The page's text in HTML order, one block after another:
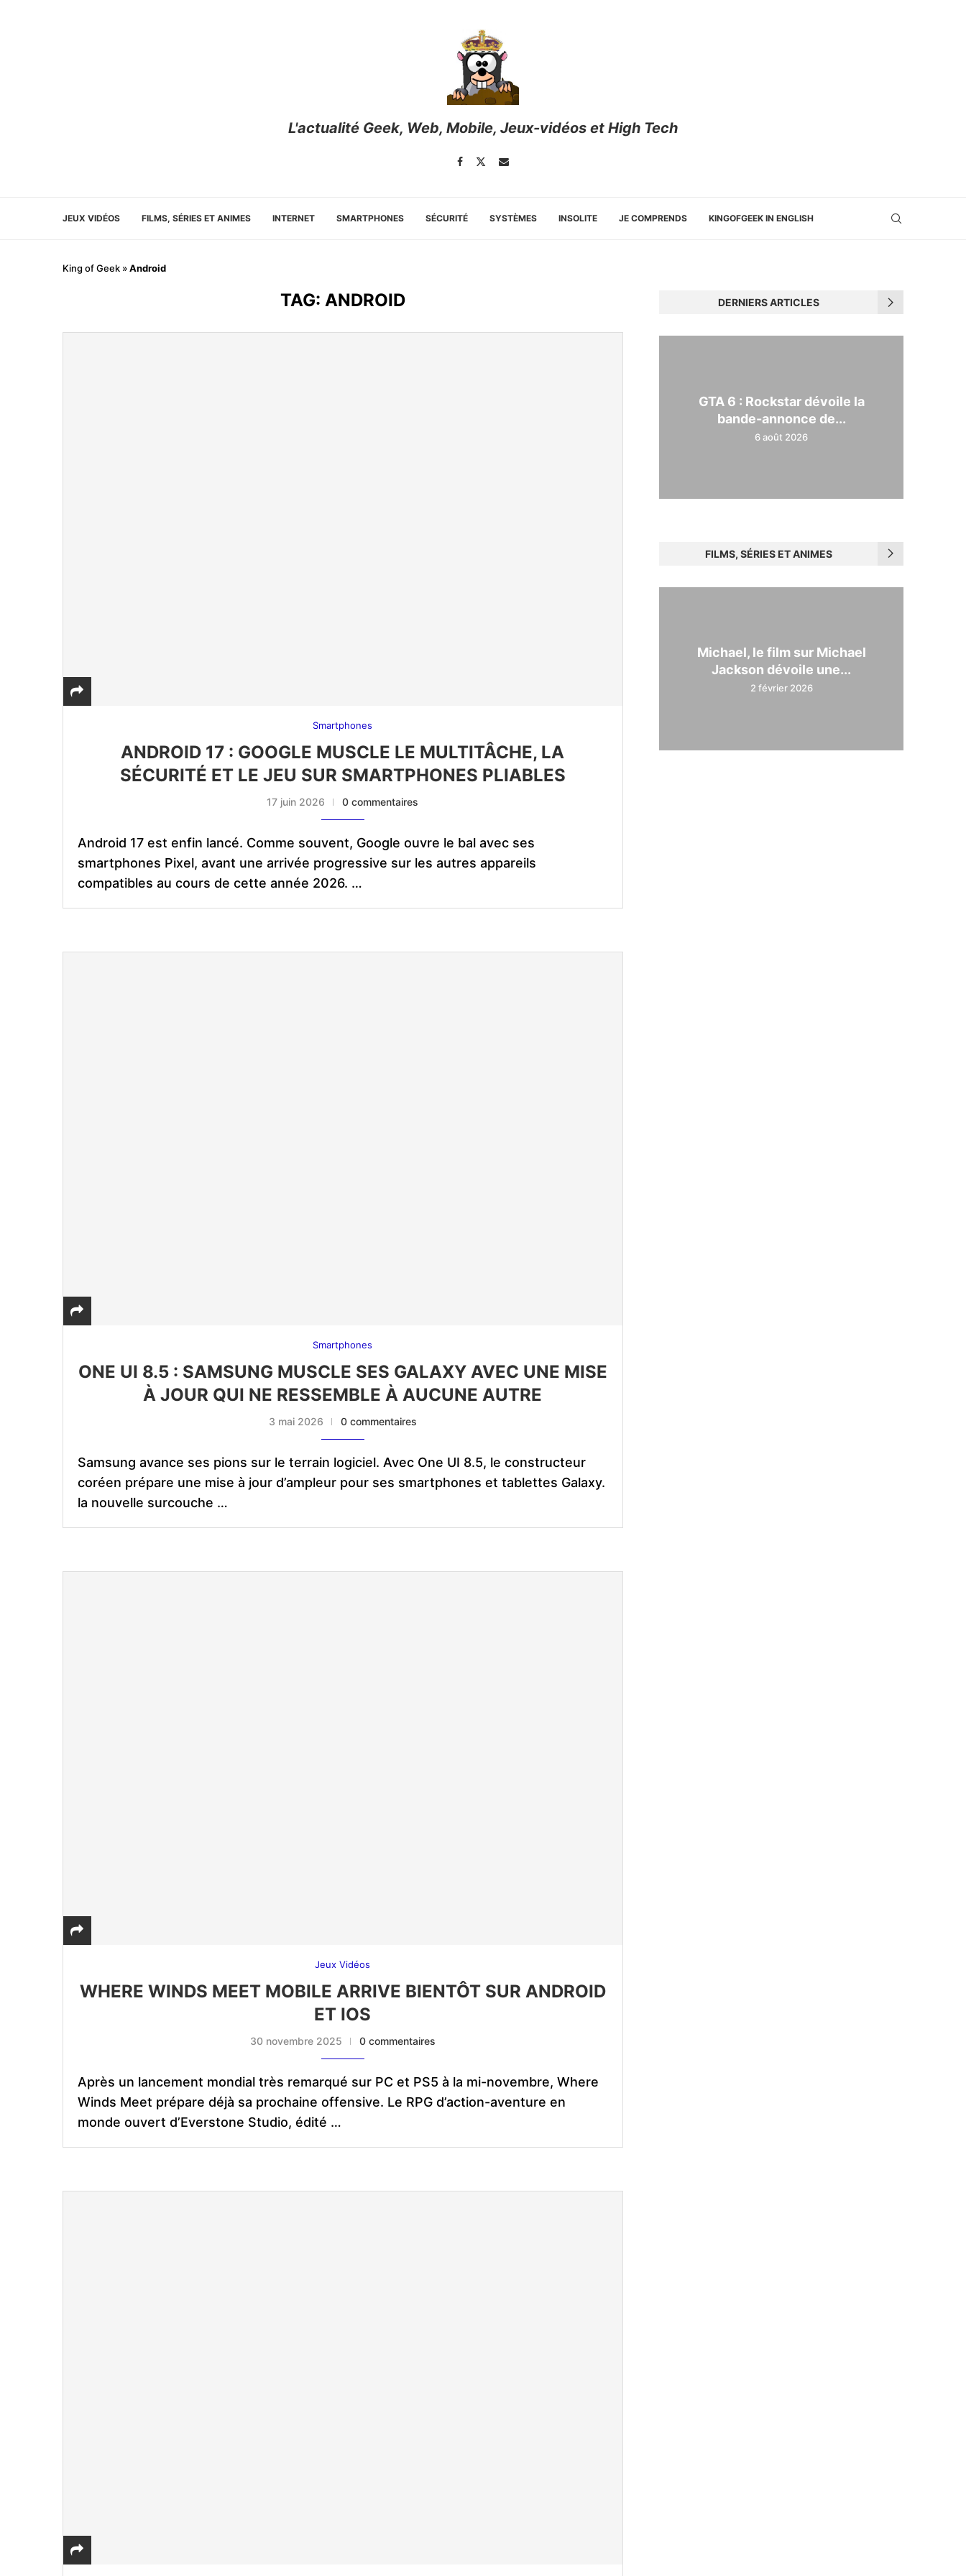
L'actualité Geek, Web, Mobile, Jeux-vidéos et High Tech
JEUX VIDÉOS FILMS, SÉRIES ET ANIMES INTERNET SMARTPHONES SÉCURITÉ SYSTÈMES INSOLITE JE COMPRENDS KINGOFGEEK IN ENGLISH
King of Geek »Android
TAG: ANDROID
Smartphones
ANDROID 17 : GOOGLE MUSCLE LE MULTITÂCHE, LA
SÉCURITÉ ET LE JEU SUR SMARTPHONES PLIABLES
17 juin 2026 0 commentaires
Android 17 est enfin lancé. Comme souvent, Google ouvre le bal avec ses
smartphones Pixel, avant une arrivée progressive sur les autres appareils
compatibles au cours de cette année 2026. …
Smartphones
ONE UI 8.5 : SAMSUNG MUSCLE SES GALAXY AVEC UNE MISE
À JOUR QUI NE RESSEMBLE À AUCUNE AUTRE
3 mai 2026 0 commentaires
Samsung avance ses pions sur le terrain logiciel. Avec One UI 8.5, le constructeur
coréen prépare une mise à jour d’ampleur pour ses smartphones et tablettes Galaxy.
la nouvelle surcouche …
Jeux Vidéos
WHERE WINDS MEET MOBILE ARRIVE BIENTÔT SUR ANDROID
ET IOS
30 novembre 2025 0 commentaires
Après un lancement mondial très remarqué sur PC et PS5 à la mi-novembre, Where
Winds Meet prépare déjà sa prochaine offensive. Le RPG d’action-aventure en
monde ouvert d’Everstone Studio, édité …
DERNIERS ARTICLES
GTA 6 : Rockstar dévoile la
bande-annonce de...
6 août 2026
FILMS, SÉRIES ET ANIMES
Michael, le film sur Michael
Jackson dévoile une...
2 février 2026